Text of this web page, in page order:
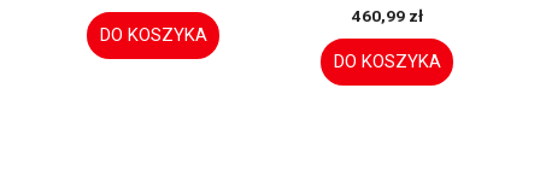
DO KOSZYKA
460,99 zł
DO KOSZYKA